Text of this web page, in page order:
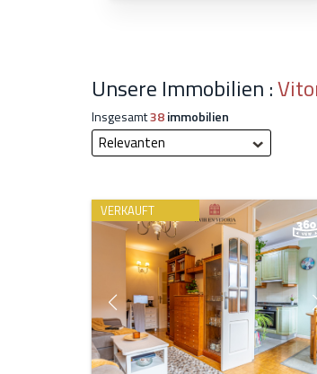
Unsere Immobilien :
Insgesamt38immobilien
Relevanten
VERKAUFT